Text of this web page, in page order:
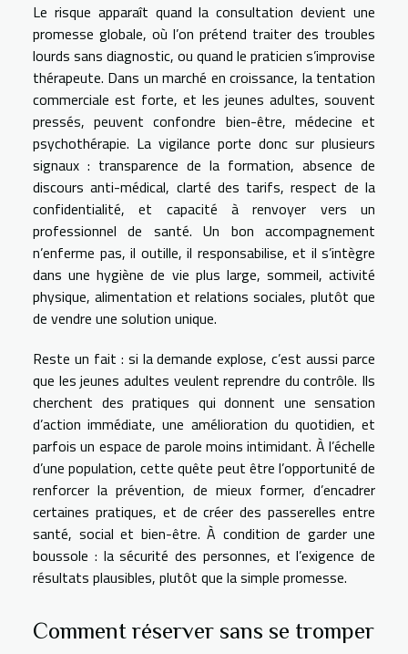
Le risque apparaît quand la consultation devient une
promesse globale, où l’on prétend traiter des troubles
lourds sans diagnostic, ou quand le praticien s’improvise
thérapeute. Dans un marché en croissance, la tentation
commerciale est forte, et les jeunes adultes, souvent
pressés, peuvent confondre bien-être, médecine et
psychothérapie. La vigilance porte donc sur plusieurs
signaux : transparence de la formation, absence de
discours anti-médical, clarté des tarifs, respect de la
confidentialité, et capacité à renvoyer vers un
professionnel de santé. Un bon accompagnement
n’enferme pas, il outille, il responsabilise, et il s’intègre
dans une hygiène de vie plus large, sommeil, activité
physique, alimentation et relations sociales, plutôt que
de vendre une solution unique.
Reste un fait : si la demande explose, c’est aussi parce
que les jeunes adultes veulent reprendre du contrôle. Ils
cherchent des pratiques qui donnent une sensation
d’action immédiate, une amélioration du quotidien, et
parfois un espace de parole moins intimidant. À l’échelle
d’une population, cette quête peut être l’opportunité de
renforcer la prévention, de mieux former, d’encadrer
certaines pratiques, et de créer des passerelles entre
santé, social et bien-être. À condition de garder une
boussole : la sécurité des personnes, et l’exigence de
résultats plausibles, plutôt que la simple promesse.
Comment réserver sans se tromper